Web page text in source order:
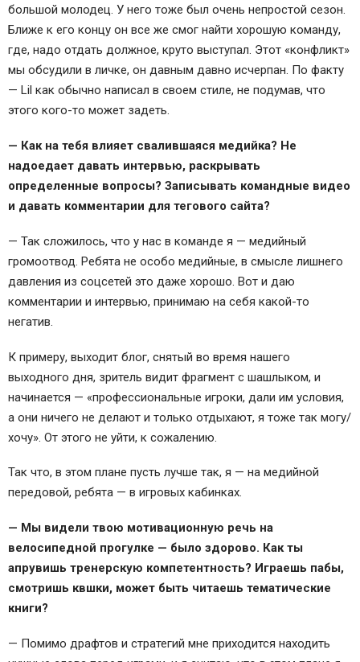
большой молодец. У него тоже был очень непростой сезон.
Ближе к его концу он все же смог найти хорошую команду,
где, надо отдать должное, круто выступал. Этот «конфликт»
мы обсудили в личке, он давным давно исчерпан. По факту
— Lil как обычно написал в своем стиле, не подумав, что
этого кого-то может задеть.
— Как на тебя влияет свалившаяся медийка? Не
надоедает давать интервью, раскрывать
определенные вопросы? Записывать командные видео
и давать комментарии для тегового сайта?
— Так сложилось, что у нас в команде я — медийный
громоотвод. Ребята не особо медийные, в смысле лишнего
давления из соцсетей это даже хорошо. Вот и даю
комментарии и интервью, принимаю на себя какой-то
негатив.
К примеру, выходит блог, снятый во время нашего
выходного дня, зритель видит фрагмент с шашлыком, и
начинается — «профессиональные игроки, дали им условия,
а они ничего не делают и только отдыхают, я тоже так могу/
хочу». От этого не уйти, к сожалению.
Так что, в этом плане пусть лучше так, я — на медийной
передовой, ребята — в игровых кабинках.
— Мы видели твою мотивационную речь на
велосипедной прогулке — было здорово. Как ты
апрувишь тренерскую компетентность? Играешь пабы,
смотришь квшки, может быть читаешь тематические
книги?
— Помимо драфтов и стратегий мне приходится находить